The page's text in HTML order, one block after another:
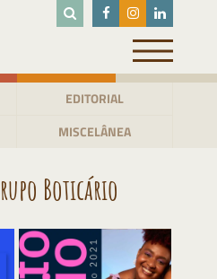
EDITORIAL
MISCELÂNEA
Boticário